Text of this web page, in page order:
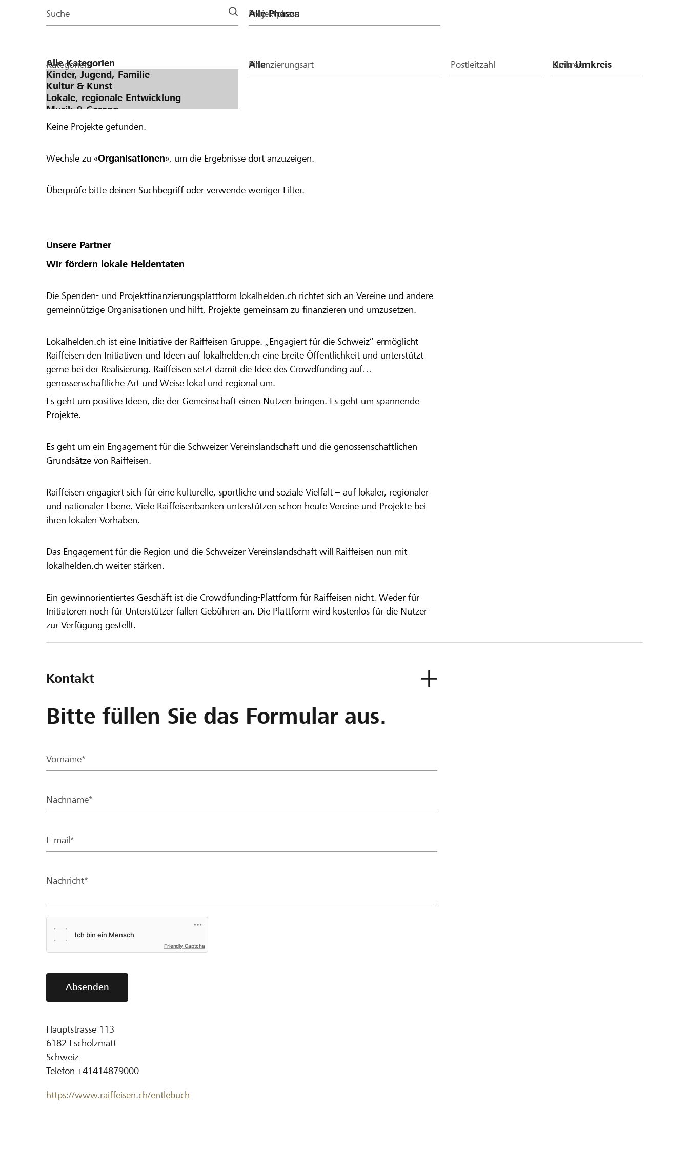
Suche Projektphase
Kategorien Finanzierungsart Postleitzahl Umkreis
Keine Projekte gefunden.
Wechsle zu «Organisationen», um die Ergebnisse dort anzuzeigen.
Überprüfe bitte deinen Suchbegriff oder verwende weniger Filter.
Unsere Partner
Wir fördern lokale Heldentaten
Die Spenden- und Projektfinanzierungsplattform lokalhelden.ch richtet sich an Vereine und andere
gemeinnützige Organisationen und hilft, Projekte gemeinsam zu finanzieren und umzusetzen.
Lokalhelden.ch ist eine Initiative der Raiffeisen Gruppe. „Engagiert für die Schweiz“ ermöglicht
Raiffeisen den Initiativen und Ideen auf lokalhelden.ch eine breite Öffentlichkeit und unterstützt
gerne bei der Realisierung. Raiffeisen setzt damit die Idee des Crowdfunding auf
genossenschaftliche Art und Weise lokal und regional um.
Es geht um positive Ideen, die der Gemeinschaft einen Nutzen bringen. Es geht um spannende
Projekte.
Es geht um ein Engagement für die Schweizer Vereinslandschaft und die genossenschaftlichen
Grundsätze von Raiffeisen.
Raiffeisen engagiert sich für eine kulturelle, sportliche und soziale Vielfalt – auf lokaler, regionaler
und nationaler Ebene. Viele Raiffeisenbanken unterstützen schon heute Vereine und Projekte bei
ihren lokalen Vorhaben.
Das Engagement für die Region und die Schweizer Vereinslandschaft will Raiffeisen nun mit
lokalhelden.ch weiter stärken.
Ein gewinnorientiertes Geschäft ist die Crowdfunding-Plattform für Raiffeisen nicht. Weder für
Initiatoren noch für Unterstützer fallen Gebühren an. Die Plattform wird kostenlos für die Nutzer
zur Verfügung gestellt.
Kontakt
Bitte füllen Sie das Formular aus.
Vorname*
Nachname*
E-mail*
Nachricht*
Friendly Captcha
Absenden
Hauptstrasse 113
6182 Escholzmatt
Schweiz
Telefon +41414879000
https://www.raiffeisen.ch/entlebuch